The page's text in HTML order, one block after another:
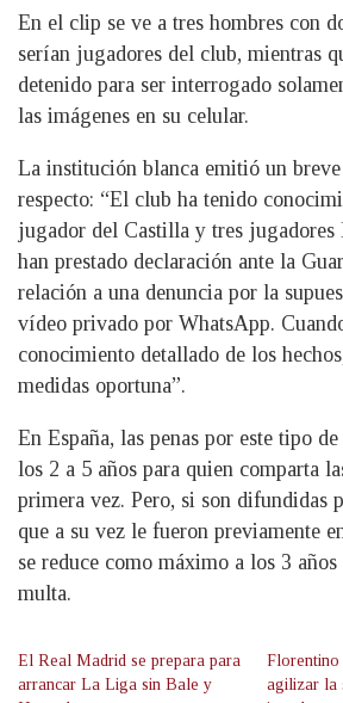
En el clip se ve a tres hombres con
serían jugadores del club, mientras
detenido para ser interrogado
las imágenes en su celular.
La institución blanca emitió un
respecto: “El club ha tenido
jugador del Castilla y tres
han prestado declaración ante la
relación a una denuncia por la
vídeo privado por WhatsApp.
conocimiento detallado de los
medidas oportuna”.
En España, las penas por este tipo
los 2 a 5 años para quien comparta
primera vez. Pero, si son difundidas
que a su vez le fueron previamente
se reduce como máximo a los 3
multa.
El Real Madrid se prepara para
arrancar La Liga sin Bale y
Florentino
agilizar la